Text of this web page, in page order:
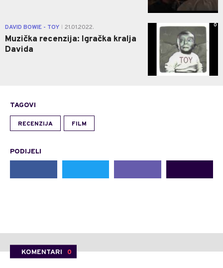
DAVID BOWIE - TOY 21.01.2022.
Muzička recenzija: Igračka kralja
Davida
0
TAGOVI
RECENZIJA FILM
PODIJELI
KOMENTARI 0